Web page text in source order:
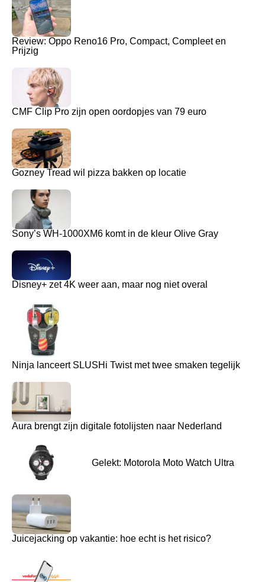
Review: Oppo Reno16 Pro, Compact, Compleet en
Prijzig
CMF Clip Pro zijn open oordopjes van 79 euro
Gozney Tread wil pizza bakken op locatie
Sony’s WH-1000XM6 komt in de kleur Olive Gray
Disney+ zet 4K weer aan, maar nog niet overal
Ninja lanceert SLUSHi Twist met twee smaken tegelijk
Aura brengt zijn digitale fotolijsten naar Nederland
Gelekt: Motorola Moto Watch Ultra
Juicejacking op vakantie: hoe echt is het risico?